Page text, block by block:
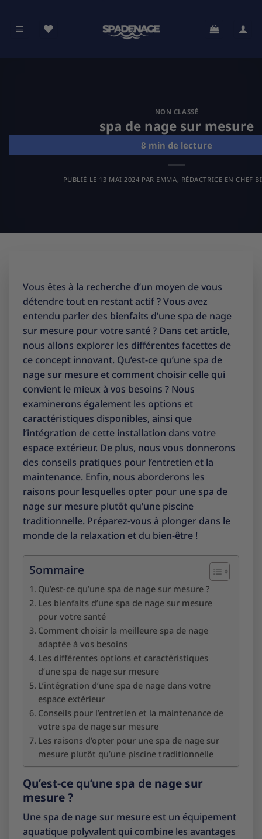
contenu
NON CLASSÉ
spa de nage sur mesure
PUBLIÉ LE 13 MAI 2024 PAR EMMA, RÉDACTRICE EN CHEF
Vous êtes à la recherche d’un moyen de vous
détendre tout en restant actif ? Vous avez
entendu parler des bienfaits d’une spa de nage
sur mesure pour votre santé ? Dans cet article,
nous allons explorer les différentes facettes de
ce concept innovant. Qu’est-ce qu’une spa de
nage sur mesure et comment choisir celle qui
convient le mieux à vos besoins ? Nous
examinerons également les options et
caractéristiques disponibles, ainsi que
l’intégration de cette installation dans votre
espace extérieur. De plus, nous vous donnerons
des conseils pratiques pour l’entretien et la
maintenance. Enfin, nous aborderons les
raisons pour lesquelles opter pour une spa de
nage sur mesure plutôt qu’une piscine
traditionnelle. Préparez-vous à plonger dans le
monde de la relaxation et du bien-être !
Sommaire
Qu’est-ce qu’une spa de nage sur mesure ?
Les bienfaits d’une spa de nage sur mesure
pour votre santé
Comment choisir la meilleure spa de nage
adaptée à vos besoins
Les différentes options et caractéristiques
d’une spa de nage sur mesure
L’intégration d’une spa de nage dans votre
espace extérieur
Conseils pour l’entretien et la maintenance de
votre spa de nage sur mesure
Les raisons d’opter pour une spa de nage sur
mesure plutôt qu’une piscine traditionnelle
Qu’est-ce qu’une spa de nage sur
mesure ?
Une spa de nage sur mesure est un équipement
aquatique polyvalent qui combine les avantages